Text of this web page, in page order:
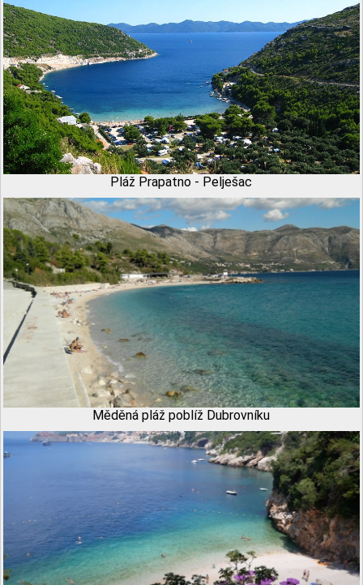
Pláž Prapatno - Pelješac
Měděná pláž poblíž Dubrovníku